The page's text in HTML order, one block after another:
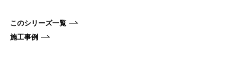
このシリーズ一覧
施工事例